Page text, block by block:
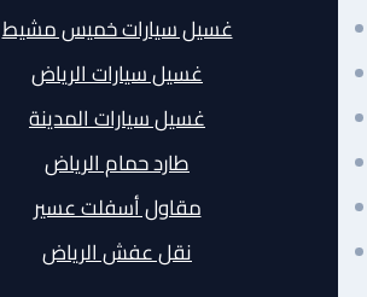
غسيل سيارات خميس مشيط
غسيل سيارات الرياض
غسيل سيارات المدينة
طارد حمام الرياض
مقاول أسفلت عسير
نقل عفش الرياض